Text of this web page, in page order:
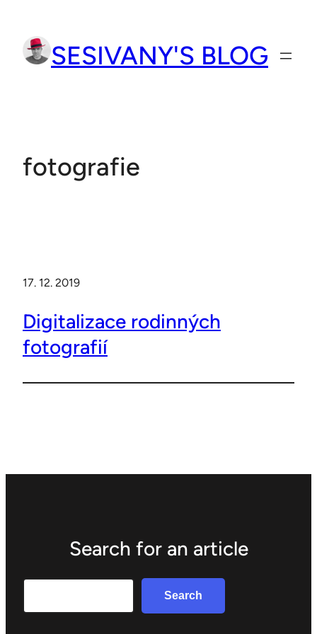
obsah
SESIVANY'S BLOG
fotografie
17. 12. 2019
Digitalizace rodinných
fotografií
Search for an article
Search